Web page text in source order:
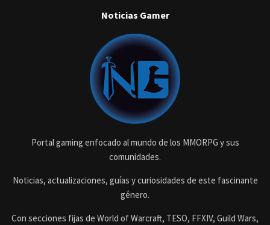
Noticias Gamer
Portal gaming enfocado al mundo de los MMORPG y sus
comunidades.
Noticias, actualizaciones, guías y curiosidades de este fascinante
género.
Con secciones fijas de World of Warcraft, TESO, FFXIV, Guild Wars,